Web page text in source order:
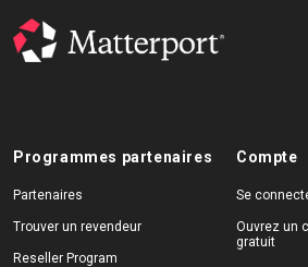
Programmes partenaires
Partenaires
Trouver un revendeur
Reseller Program
Compte
Se
Ouvrez un
gratuit